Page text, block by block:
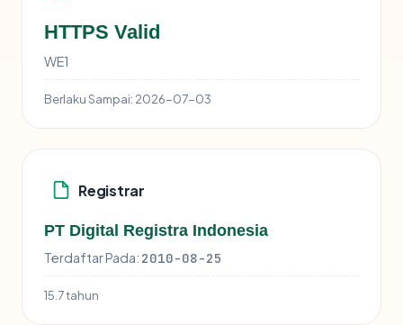
HTTPS Valid
WE1
Berlaku Sampai: 2026-07-03
Registrar
PT Digital Registra Indonesia
Terdaftar Pada: 2010-08-25
15.7 tahun